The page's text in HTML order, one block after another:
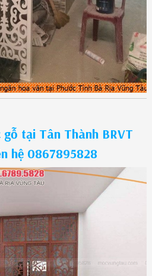
tại Tân Thành BRVT
hệ 0867895828